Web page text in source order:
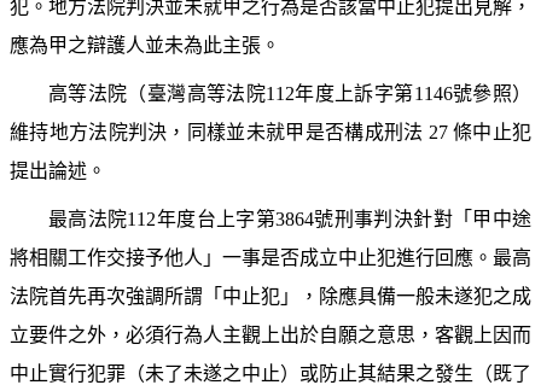
犯。地方法院判決並未就甲之行為是否該當中止犯提出見解，
應為甲之辯護人並未為此主張。
高等法院（臺灣高等法院112年度上訴字第1146號參照）
維持地方法院判決，同樣並未就甲是否構成刑法 27 條中止犯
提出論述。
最高法院112年度台上字第3864號刑事判決針對「甲中途
將相關工作交接予他人」一事是否成立中止犯進行回應。最高
法院首先再次強調所謂「中止犯」，除應具備一般未遂犯之成
立要件之外，必須行為人主觀上出於自願之意思，客觀上因而
中止實行犯罪（未了未遂之中止）或防止其結果之發生（既了